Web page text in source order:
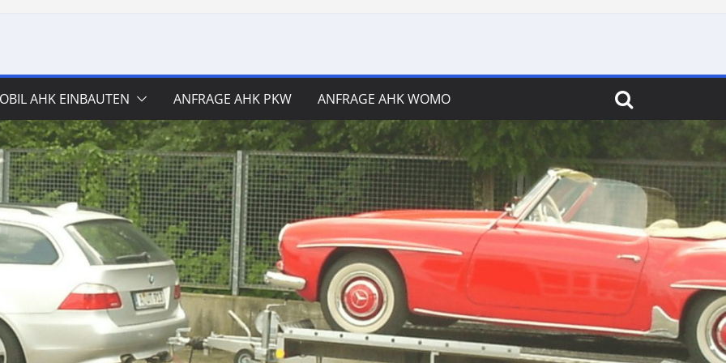
AHK EINBAUTEN ANFRAGE AHK PKW ANFRAGE AHK WOMO